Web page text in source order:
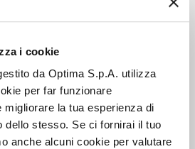
i cookie
da Optima S.p.A. utilizza
per far funzionare
la tua esperienza di
dello stesso. Se ci fornirai il tuo
anche alcuni cookie per valutare
DATA SHEET
ALSO